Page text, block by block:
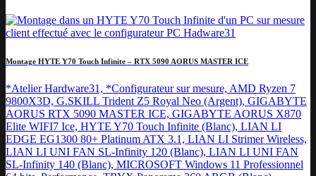
Montage HYTE Y70 Touch Infinite – RTX 5090 AORUS MASTER ICE
*Atelier Hardware31, *Configurateur sur mesure, AMD Ryzen 7
9800X3D, G.SKILL Trident Z5 Royal Neo (Argent), GIGABYTE
AORUS RTX 5090 MASTER ICE, GIGABYTE AORUS X870
Elite WIFI7 Ice, HYTE Y70 Touch Infinite (Blanc), LIAN LI
EDGE EG1300 80+ Platinum ATX 3.1, LIAN LI Strimer Wireless,
LIAN LI UNI FAN SL-Infinity 120 (Blanc), LIAN LI UNI FAN
SL-Infinity 140 (Blanc), MICROSOFT Windows 11 Professionnel